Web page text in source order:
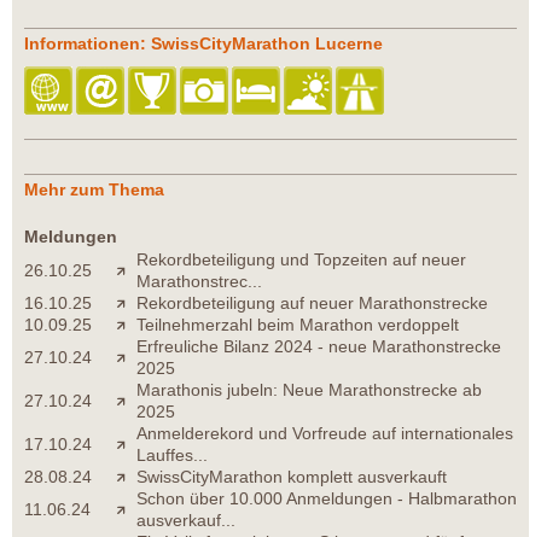
Informationen: SwissCityMarathon Lucerne
Mehr zum Thema
Meldungen
26.10.25
Rekordbeteiligung und Topzeiten auf neuer
Marathonstrec...
16.10.25
Rekordbeteiligung auf neuer Marathonstrecke
10.09.25
Teilnehmerzahl beim Marathon verdoppelt
27.10.24
Erfreuliche Bilanz 2024 - neue Marathonstrecke
2025
27.10.24
Marathonis jubeln: Neue Marathonstrecke ab
2025
17.10.24
Anmelderekord und Vorfreude auf internationales
Lauffes...
28.08.24
SwissCityMarathon komplett ausverkauft
11.06.24
Schon über 10.000 Anmeldungen - Halbmarathon
ausverkauf...